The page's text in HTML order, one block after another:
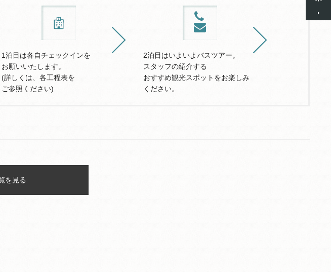
1泊目は各自チェックインを
お願いいたします。
(詳しくは、各工程表を
ご参照ください)
2泊目はいよいよバスツアー。
スタッフの紹介する
おすすめ観光スポットをお楽しみ
ください。
を見る